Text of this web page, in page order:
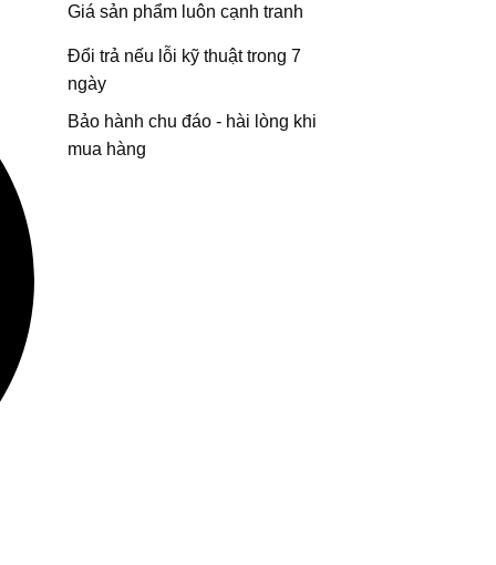
Giá sản phẩm luôn cạnh tranh
Đổi trả nếu lỗi kỹ thuật trong 7
ngày
Bảo hành chu đáo - hài lòng khi
mua hàng